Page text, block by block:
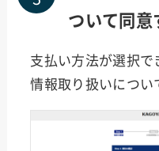
ついて同意
支払い方法が選択で
情報取り扱いについ